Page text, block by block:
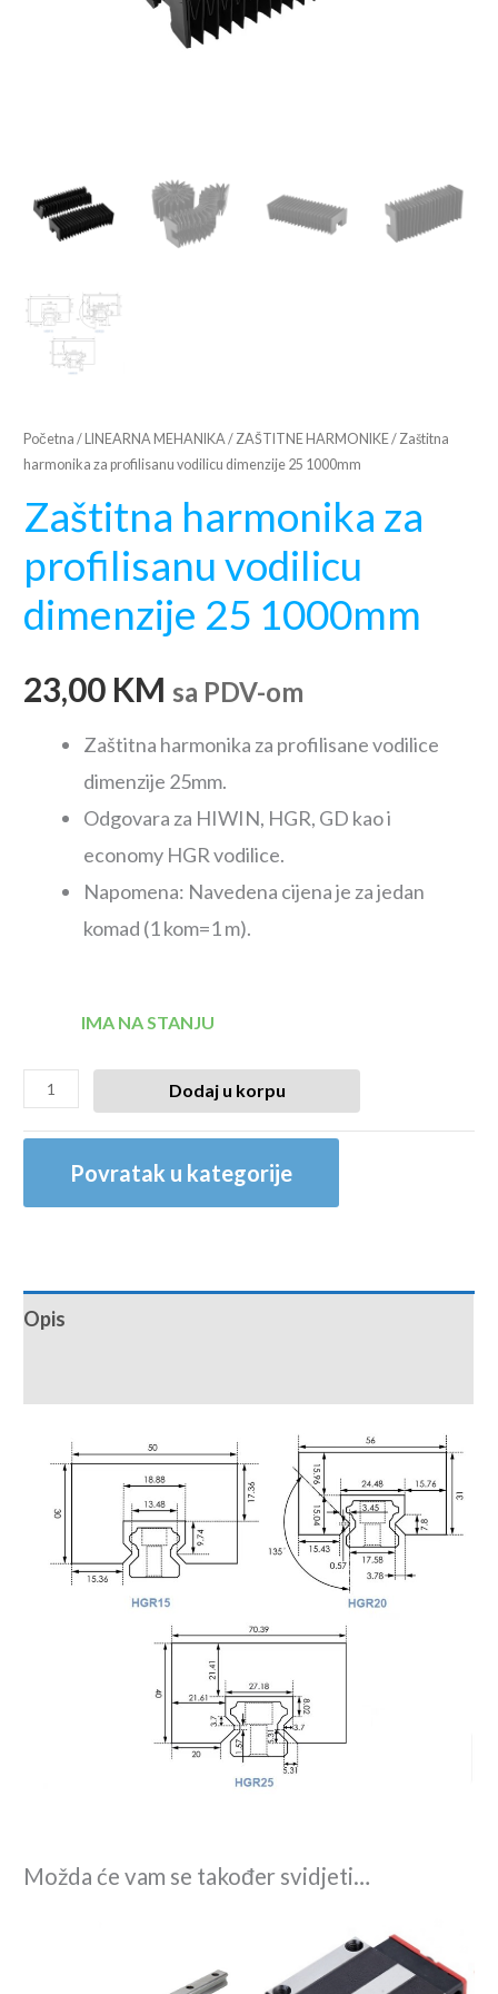
Početna / LINEARNA MEHANIKA / ZAŠTITNE HARMONIKE/ Zaštitna
harmonika za profilisanu vodilicu dimenzije 25 1000mm
Zaštitna harmonika za
profilisanu vodilicu
dimenzije 25 1000mm
23,00 KM sa PDV-om
Zaštitna harmonika za profilisane vodilice
dimenzije 25mm.
Odgovara za HIWIN, HGR, GD kao i
economy HGR vodilice.
Napomena: Navedena cijena je za jedan
komad (1 kom=1 m).
IMA NA STANJU
Dodaj u korpu
Povratak u kategorije
Opis
Možda će vam se također svidjeti…